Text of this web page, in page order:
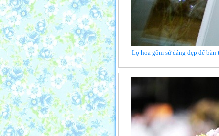
Lọ hoa gốm sứ dáng đẹp để